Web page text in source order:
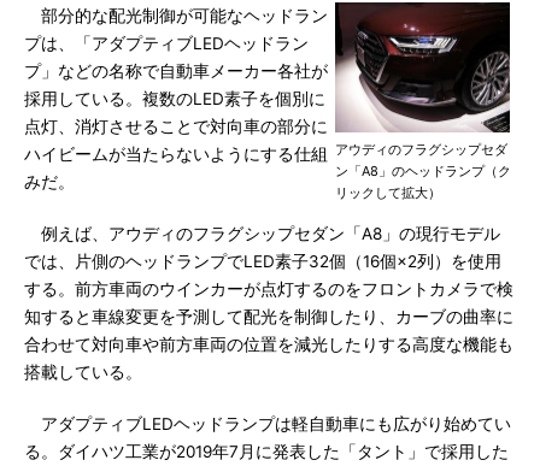
アウディのフラグシップセダ
ン「A8」のヘッドランプ（ク
リックして拡大）
部分的な配光制御が可能なヘッドラン
プは、「アダプティブLEDヘッドラン
プ」などの名称で自動車メーカー各社が
採用している。複数のLED素子を個別に
点灯、消灯させることで対向車の部分に
ハイビームが当たらないようにする仕組
みだ。
例えば、アウディのフラグシップセダン「A8」の現行モデル
では、片側のヘッドランプでLED素子32個（16個×2列）を使用
する。前方車両のウインカーが点灯するのをフロントカメラで検
知すると車線変更を予測して配光を制御したり、カーブの曲率に
合わせて対向車や前方車両の位置を減光したりする高度な機能も
搭載している。
アダプティブLEDヘッドランプは軽自動車にも広がり始めてい
る。ダイハツ工業が2019年7月に発表した「タント」で採用した